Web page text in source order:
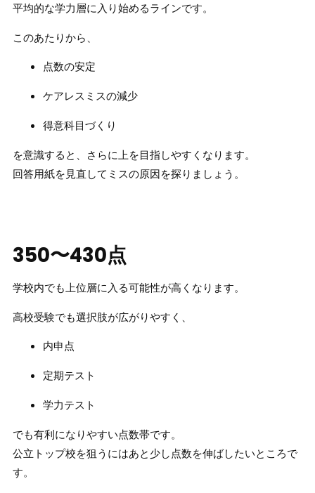
平均的な学力層に入り始めるラインです。
このあたりから、
点数の安定
ケアレスミスの減少
得意科目づくり
を意識すると、さらに上を目指しやすくなります。
回答用紙を見直してミスの原因を探りましょう。
350〜430点
学校内でも上位層に入る可能性が高くなります。
高校受験でも選択肢が広がりやすく、
内申点
定期テスト
学力テスト
でも有利になりやすい点数帯です。
公立トップ校を狙うにはあと少し点数を伸ばしたいところで
す。